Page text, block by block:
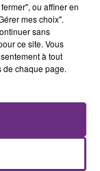
WARREN
Dream
ou affiner en
mes choix".
sans
ce site. Vous
à tout
de chaque page.